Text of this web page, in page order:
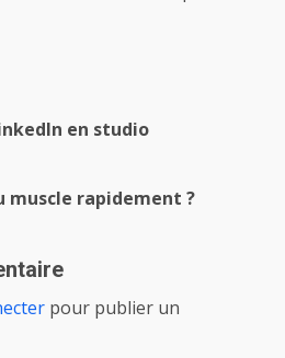
en studio
muscle rapidement ?
pour publier un